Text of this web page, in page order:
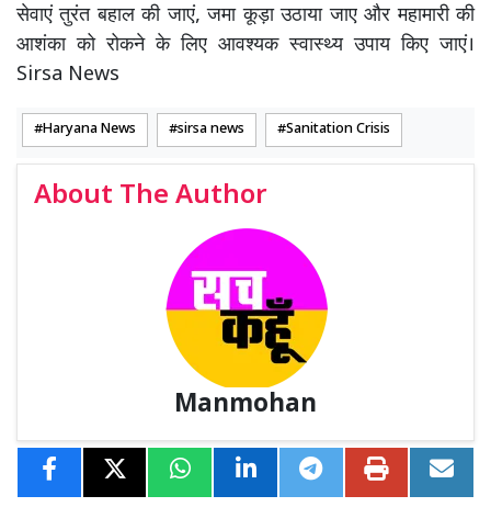
सेवाएं तुरंत बहाल की जाएं, जमा कूड़ा उठाया जाए और महामारी की
आशंका को रोकने के लिए आवश्यक स्वास्थ्य उपाय किए जाएं।
Sirsa News
Haryana News sirsa news Sanitation Crisis
About The Author
Manmohan